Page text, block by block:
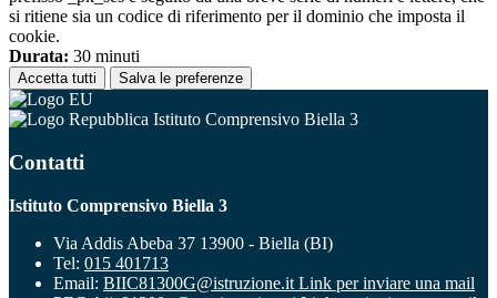
si ritiene sia un codice di riferimento per il dominio che imposta il
cookie.
Durata: 30 minuti
Accetta tutti Salva le preferenze
Istituto Comprensivo Biella 3
Contatti
Istituto Comprensivo Biella 3
Via Addis Abeba 37 13900 - Biella (BI)
Tel: 015 401713
Email: BIIC81300G@istruzione.it Link per inviare una mail